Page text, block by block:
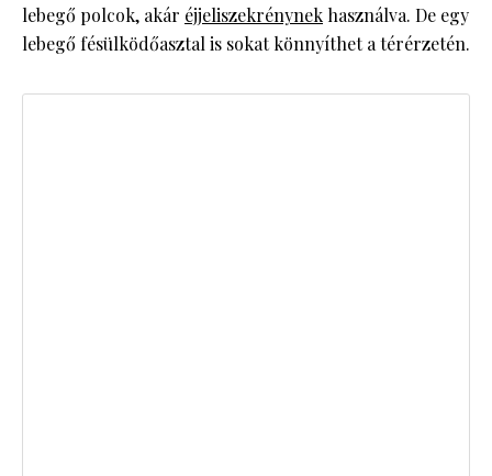
lebegő polcok, akár éjjeliszekrénynek használva. De egy
lebegő fésülködőasztal is sokat könnyíthet a térérzetén.